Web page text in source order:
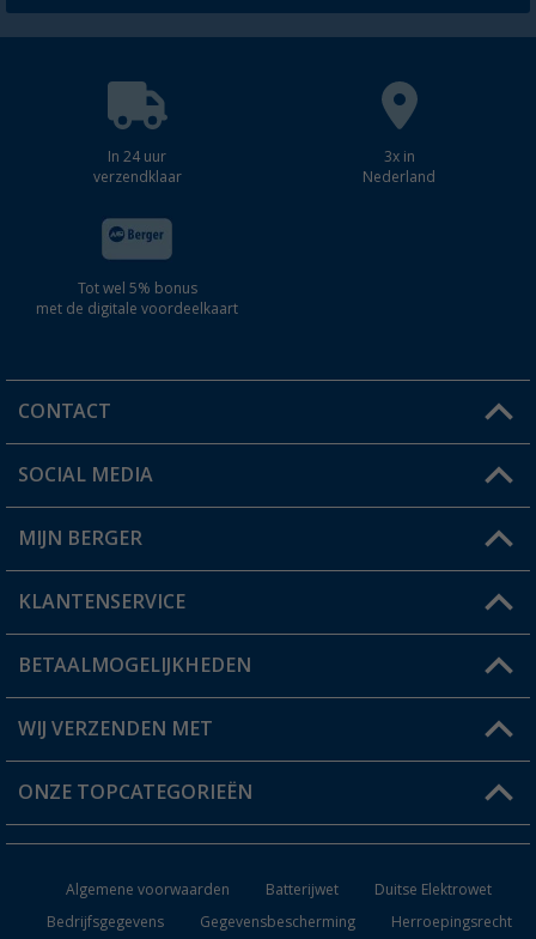
In 24 uur
verzendklaar
3x in
Nederland
Tot wel 5% bonus
met de digitale voordeelkaart
CONTACT
Een vraag?
Winkel vinden
SOCIAL MEDIA
MIJN BERGER
Mijn account
Status bestelling
Verlanglijstje
KLANTENSERVICE
FAQ & Contact
Verzendinformatie
Catalogus
BETAALMOGELIJKHEDEN
WIJ VERZENDEN MET
ONZE TOPCATEGORIEËN
Algemene voorwaarden Batterijwet
Duitse Elektrowet
Bedrijfsgegevens
Gegevensbescherming Herroepingsrecht